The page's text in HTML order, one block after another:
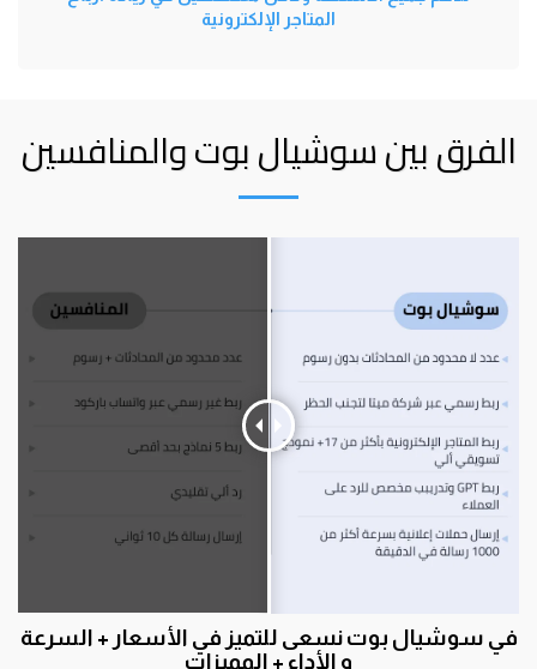
المتاجر الإلكترونية
الفرق بين سوشيال بوت والمنافسين
في سوشيال بوت نسعى للتميز في الأسعار + السرعة
و الأداء + المميزات